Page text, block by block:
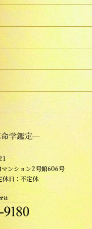
ンション2号館606号
日：不定休